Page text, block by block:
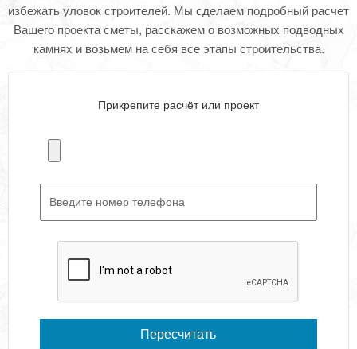
избежать уловок строителей. Мы сделаем подробный расчет
Вашего проекта сметы, расскажем о возможных подводных
камнях и возьмем на себя все этапы строительства.
Прикрепите расчёт или проект
Пересчитать